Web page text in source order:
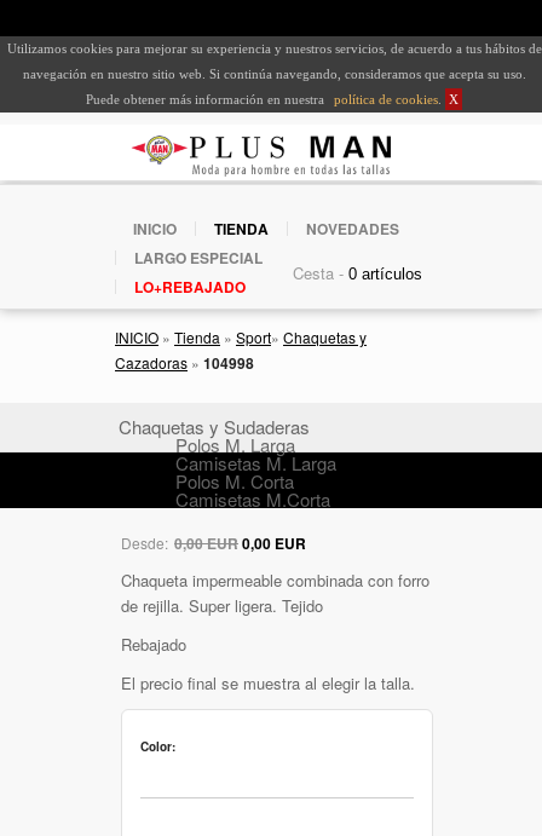
Utilizamos cookies para mejorar su experiencia y nuestros servicios, de acuerdo a tus hábitos de
navegación en nuestro sitio web. Si continúa navegando, consideramos que acepta su uso.
Puede obtener más información en nuestra
política de cookies X
INICIO TIENDA
NOVEDADES
LARGO ESPECIAL
LO+REBAJADO
Cesta -
INICIO » Tienda » Sport» Chaquetas y
Cazadoras » 104998
Chaquetas y Sudaderas
Polos M. Larga
Camisetas M. Larga
Polos M. Corta
Camisetas M.Corta
Desde: 0,00 EUR0,00 EUR
Chaqueta impermeable combinada con forro
de rejilla. Super ligera. Tejido
Rebajado
El precio final se muestra al elegir la talla.
Color: